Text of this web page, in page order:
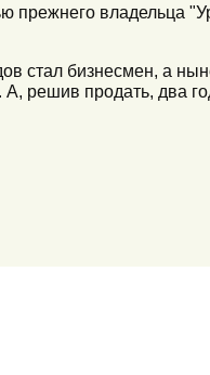
прежнего владельца
стал бизнесмен, а
решив продать, два